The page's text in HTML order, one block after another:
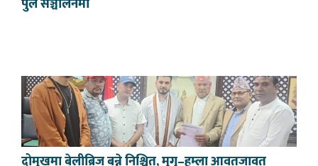
दोमुखमा बेलीब्रिज बन्ने निश्चित, मुगु–हुम्ला आवतजावत